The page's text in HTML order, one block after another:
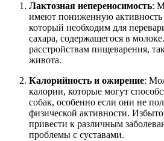
Лактозная непереносимость:
имеют пониженную активность
который необходим для
сахара, содержащегося в
расстройствам пищеварения,
живота.
Калорийность и ожирение:
калории, которые могут
собак, особенно если они не
физической активности.
привести к различным
проблемы с суставами.